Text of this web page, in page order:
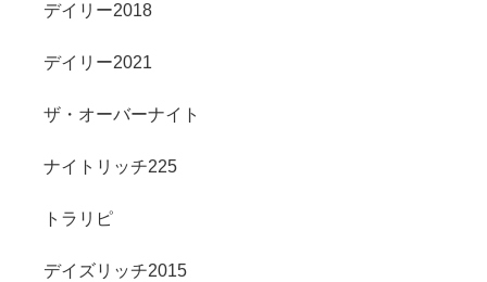
デイリー2018
デイリー2021
ザ・オーバーナイト
ナイトリッチ225
トラリピ
デイズリッチ2015